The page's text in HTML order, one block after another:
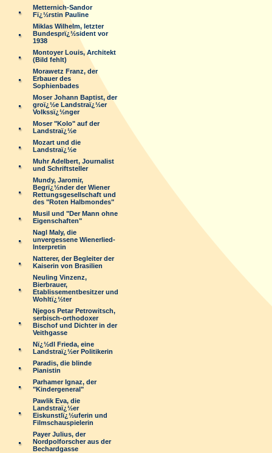
Metternich-Sandor
Fï¿½rstin Pauline
Miklas Wilhelm, letzter
Bundesprï¿½sident vor
1938
Montoyer Louis, Architekt
(Bild fehlt)
Morawetz Franz, der
Erbauer des
Sophienbades
Moser Johann Baptist, der
groï¿½e Landstraï¿½er
Volkssï¿½nger
Moser "Kolo" auf der
Landstraï¿½e
Mozart und die
Landstraï¿½e
Muhr Adelbert, Journalist
und Schriftsteller
Mundy, Jaromir,
Begrï¿½nder der Wiener
Rettungsgesellschaft und
des "Roten Halbmondes"
Musil und "Der Mann ohne
Eigenschaften"
Nagl Maly, die
unvergessene Wienerlied-
Interpretin
Natterer, der Begleiter der
Kaiserin von Brasilien
Neuling Vinzenz,
Bierbrauer,
Etablissementbesitzer und
Wohltï¿½ter
Njegos Petar Petrowitsch,
serbisch-orthodoxer
Bischof und Dichter in der
Veithgasse
Nï¿½dl Frieda, eine
Landstraï¿½er Politikerin
Paradis, die blinde
Pianistin
Parhamer Ignaz, der
"Kindergeneral"
Pawlik Eva, die
Landstraï¿½er
Eiskunstlï¿½uferin und
Filmschauspielerin
Payer Julius, der
Nordpolforscher aus der
Bechardgasse